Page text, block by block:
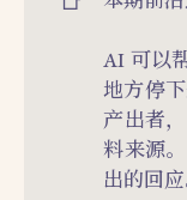
AI 可以
地方停
产出者
料来源
出的回